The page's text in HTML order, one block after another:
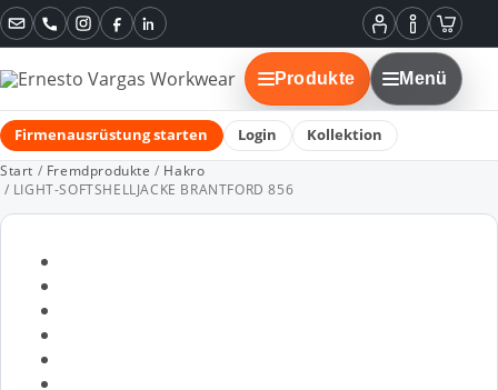
Mein
Konto
Informationen
Instagram
FacebookLinkedIn
Produkte Menü
Firmenausrüstung starten Login Kollektion
Start / Fremdprodukte / Hakro
/ LIGHT-SOFTSHELLJACKE BRANTFORD 856